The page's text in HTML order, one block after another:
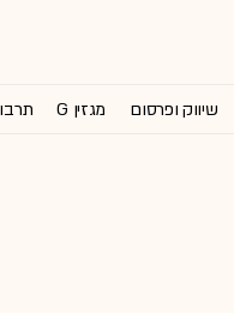
שיווק ופרסום מגזין G